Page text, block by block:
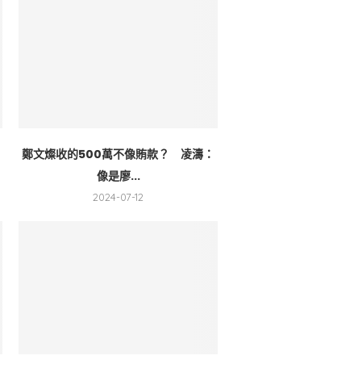
鄭文燦收的500萬不像賄款？ 凌濤：
像是廖...
2024-07-12